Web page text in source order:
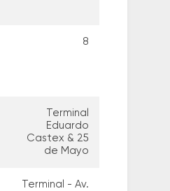
8
Terminal
Eduardo
Castex & 25
de Mayo
Terminal - Av.